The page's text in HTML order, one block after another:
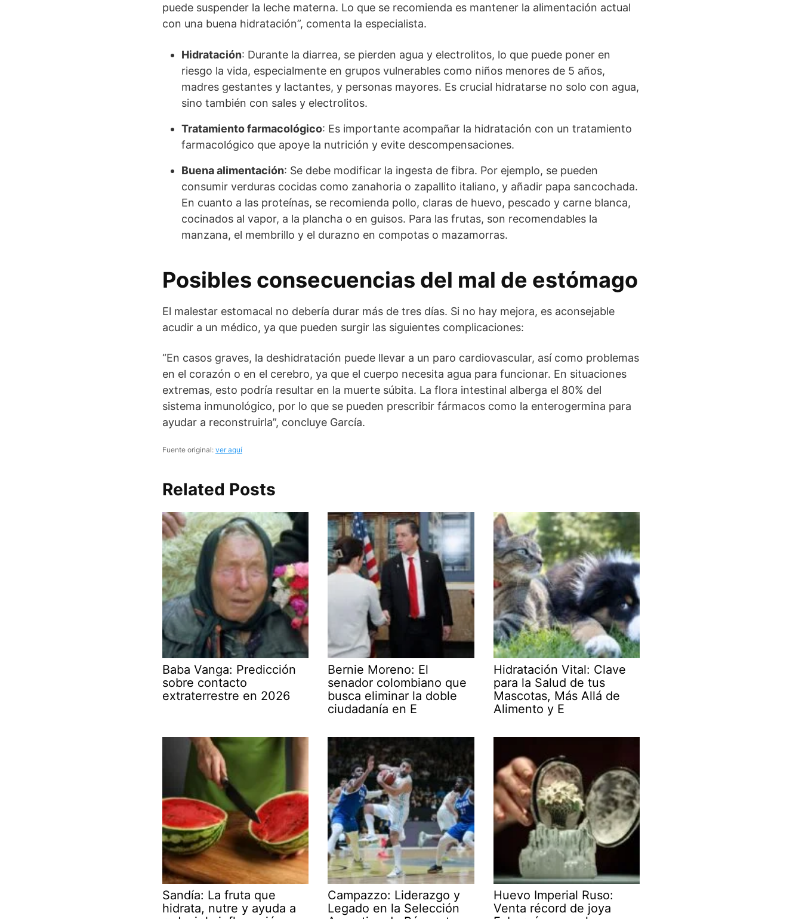
puede suspender la leche materna. Lo que se recomienda es mantener la alimentación actual
con una buena hidratación”, comenta la especialista.
Hidratación: Durante la diarrea, se pierden agua y electrolitos, lo que puede poner en
riesgo la vida, especialmente en grupos vulnerables como niños menores de 5 años,
madres gestantes y lactantes, y personas mayores. Es crucial hidratarse no solo con agua,
sino también con sales y electrolitos.
Tratamiento farmacológico: Es importante acompañar la hidratación con un tratamiento
farmacológico que apoye la nutrición y evite descompensaciones.
Buena alimentación: Se debe modificar la ingesta de fibra. Por ejemplo, se pueden
consumir verduras cocidas como zanahoria o zapallito italiano, y añadir papa sancochada.
En cuanto a las proteínas, se recomienda pollo, claras de huevo, pescado y carne blanca,
cocinados al vapor, a la plancha o en guisos. Para las frutas, son recomendables la
manzana, el membrillo y el durazno en compotas o mazamorras.
Posibles consecuencias del mal de estómago
El malestar estomacal no debería durar más de tres días. Si no hay mejora, es aconsejable
acudir a un médico, ya que pueden surgir las siguientes complicaciones:
“En casos graves, la deshidratación puede llevar a un paro cardiovascular, así como problemas
en el corazón o en el cerebro, ya que el cuerpo necesita agua para funcionar. En situaciones
extremas, esto podría resultar en la muerte súbita. La flora intestinal alberga el 80% del
sistema inmunológico, por lo que se pueden prescribir fármacos como la enterogermina para
ayudar a reconstruirla”, concluye García.
Fuente original: ver aquí
Related Posts
Baba Vanga: Predicción
sobre contacto
extraterrestre en 2026
Bernie Moreno: El
senador colombiano que
busca eliminar la doble
ciudadanía en E
Hidratación Vital: Clave
para la Salud de tus
Mascotas, Más Allá de
Alimento y E
Sandía: La fruta que
hidrata, nutre y ayuda a
Campazzo: Liderazgo y
Legado en la Selección
Huevo Imperial Ruso:
Venta récord de joya